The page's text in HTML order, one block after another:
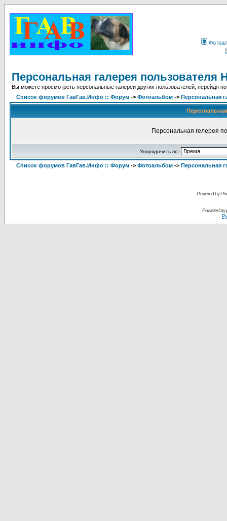
Персональная галерея пользователя
Вы можете просмотреть персональные галереи других пользователей, перейдя
Список форумов ГавГав.Инфо :: Форум -> Фотоальбом -> Персональная
Персональная гелерея
Упорядочить по:
Список форумов ГавГав.Инфо :: Форум -> Фотоальбом -> Персональная
Powered by
Powered by